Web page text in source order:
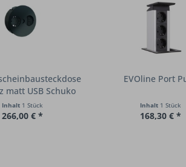
matt USB Schuko
Inhalt 1 Stück
266,00 € *
EVOline Port
Inhalt 1 Stück
168,30 € *